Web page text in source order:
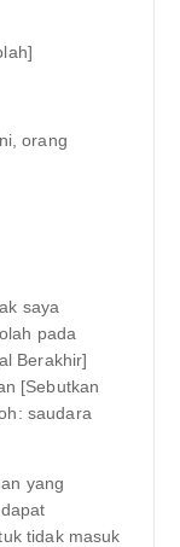
orang
saya
pada
Berakhir]
[Sebutkan
saudara
yang
tidak masuk